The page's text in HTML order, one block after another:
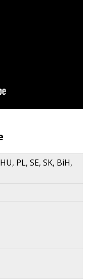
PL, SE, SK, BiH,